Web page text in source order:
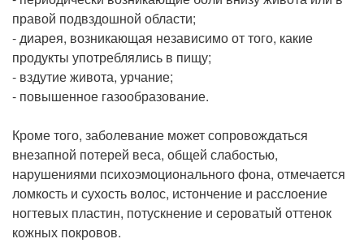
правой подвздошной области;
- диарея, возникающая независимо от того, какие
продукты употреблялись в пищу;
- вздутие живота, урчание;
- повышенное газообразование.
Кроме того, заболевание может сопровождаться
внезапной потерей веса, общей слабостью,
нарушениями психоэмоционального фона, отмечается
ломкость и сухость волос, истончение и расслоение
ногтевых пластин, потускнение и сероватый оттенок
кожных покровов.